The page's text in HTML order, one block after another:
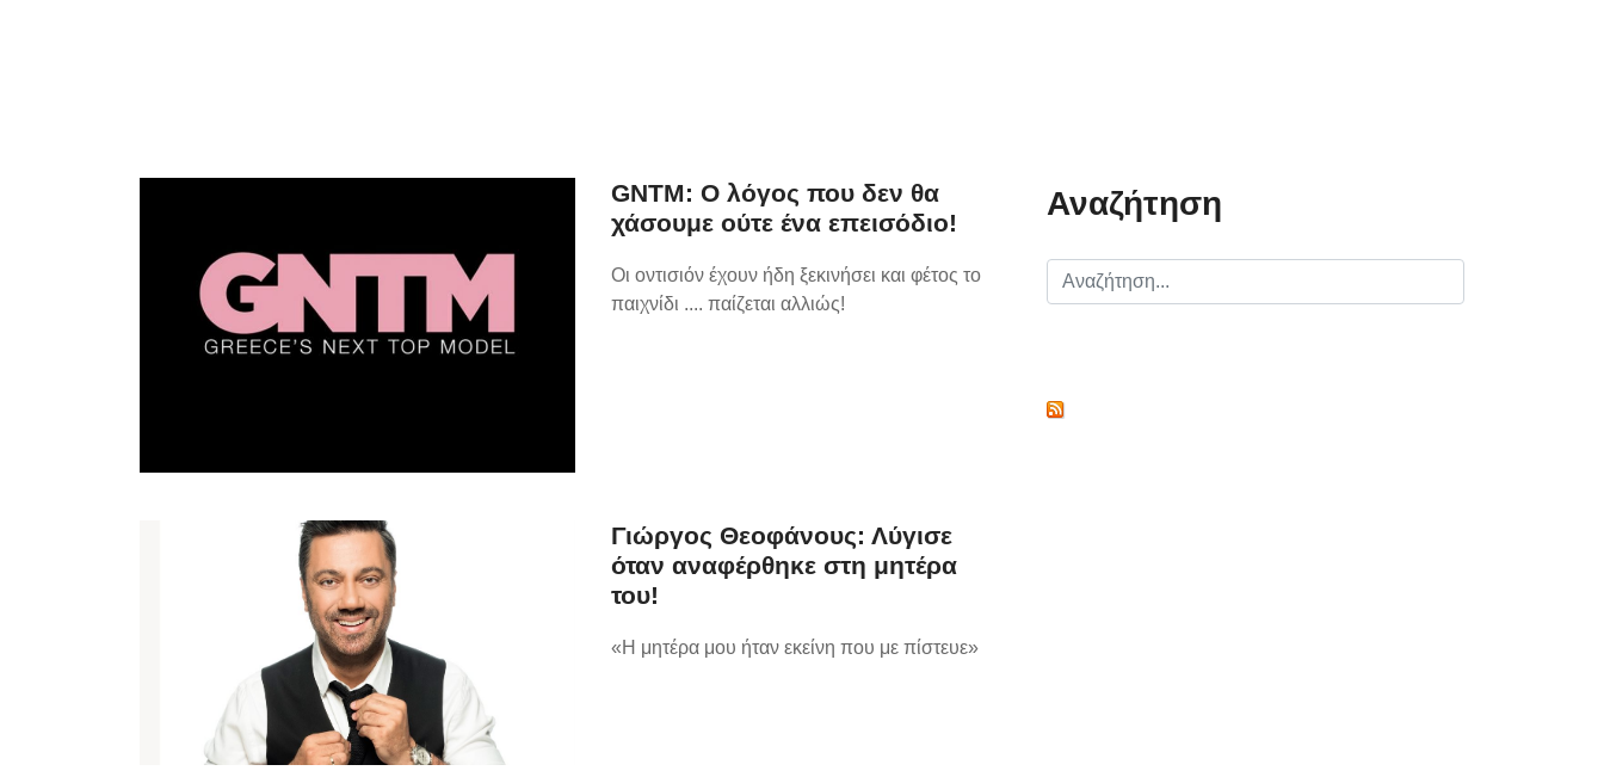
GNTM: Ο λόγος που δεν θα
χάσουμε ούτε ένα επεισόδιο!
Οι οντισιόν έχουν ήδη ξεκινήσει και φέτος το
παιχνίδι .... παίζεται αλλιώς!
Γιώργος Θεοφάνους: Λύγισε
όταν αναφέρθηκε στη μητέρα
του!
«Η μητέρα μου ήταν εκείνη που με πίστευε»
Αναζήτηση